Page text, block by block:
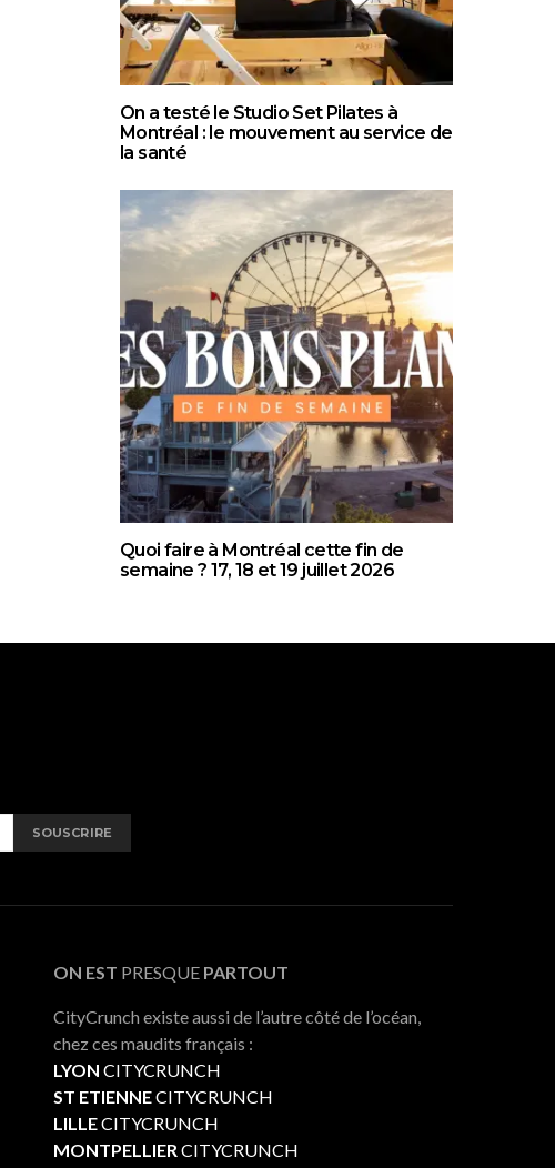
On a testé le Studio Set Pilates à
Montréal : le mouvement au service de
la santé
Quoi faire à Montréal cette fin de
semaine ? 17, 18 et 19 juillet 2026
SOUSCRIRE
ON EST PRESQUE PARTOUT
CityCrunch existe aussi de l’autre côté de l’océan,
chez ces maudits français :
LYON CITYCRUNCH
ST ETIENNECITYCRUNCH
LILLECITYCRUNCH
MONTPELLIERCITYCRUNCH